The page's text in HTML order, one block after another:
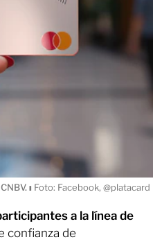
ı Foto: Facebook, @platacard
a la línea de
confianza de